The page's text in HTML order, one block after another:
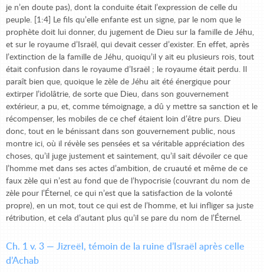
je n’en doute pas), dont la conduite était l’expression de celle du
peuple. [1:4] Le fils qu’elle enfante est un signe, par le nom que le
prophète doit lui donner, du jugement de Dieu sur la famille de Jéhu,
et sur le royaume d’Israël, qui devait cesser d’exister. En effet, après
l’extinction de la famille de Jéhu, quoiqu’il y ait eu plusieurs rois, tout
était confusion dans le royaume d’Israël ; le royaume était perdu. Il
paraît bien que, quoique le zèle de Jéhu ait été énergique pour
extirper l’idolâtrie, de sorte que Dieu, dans son gouvernement
extérieur, a pu, et, comme témoignage, a dû y mettre sa sanction et le
récompenser, les mobiles de ce chef étaient loin d’être purs. Dieu
donc, tout en le bénissant dans son gouvernement public, nous
montre ici, où il révèle ses pensées et sa véritable appréciation des
choses, qu’il juge justement et saintement, qu’il sait dévoiler ce que
l’homme met dans ses actes d’ambition, de cruauté et même de ce
faux zèle qui n’est au fond que de l’hypocrisie (couvrant du nom de
zèle pour l’Éternel, ce qui n’est que la satisfaction de la volonté
propre), en un mot, tout ce qui est de l’homme, et lui infliger sa juste
rétribution, et cela d’autant plus qu’il se pare du nom de l’Éternel.
Ch. 1 v. 3 — Jizreël, témoin de la ruine d’Israël après celle
d’Achab